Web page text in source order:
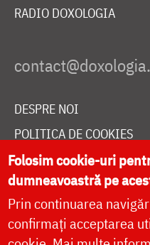
RADIO DOXOLOGIA
DESPRE NOI
POLITICA DE COOKIES
DONEAZĂ ONLINE
LIVE
Folosim cookie-uri
dumneavoastră pe
Prin continuarea
confirmați acceptarea